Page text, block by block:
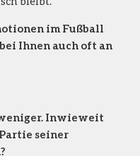
im Fußball
Ihnen auch oft an
Inwieweit
seiner